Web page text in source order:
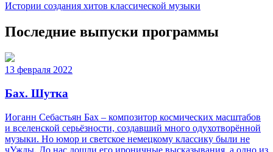
Истории создания хитов классической музыки
Последние выпуски программы
13 февраля 2022
Бах. Шутка
Иоганн Себастьян Бах – композитор космических масштабов
и вселенской серьёзности, создавший много одухотворённой
музыки. Но юмор и светское немецкому классику были не
чУжды. До нас дошли его ироничные высказывания, а одно из